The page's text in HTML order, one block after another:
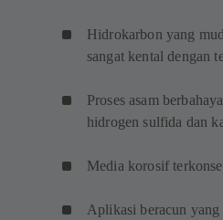
Hidrokarbon yang
sangat kental dengan
Proses asam
hidrogen sulfida dan
Media korosif
Aplikasi beracun